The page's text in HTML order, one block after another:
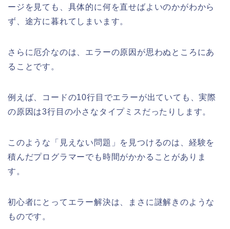
ージを見ても、具体的に何を直せばよいのかがわから
ず、途方に暮れてしまいます。
さらに厄介なのは、エラーの原因が思わぬところにあ
ることです。
例えば、コードの10行目でエラーが出ていても、実際
の原因は3行目の小さなタイプミスだったりします。
このような「見えない問題」を見つけるのは、経験を
積んだプログラマーでも時間がかかることがありま
す。
初心者にとってエラー解決は、まさに謎解きのような
ものです。